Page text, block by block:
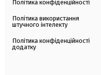
Політика конфіденційності
Політика використання
штучного інтелекту
Політика конфіденційності
додатку